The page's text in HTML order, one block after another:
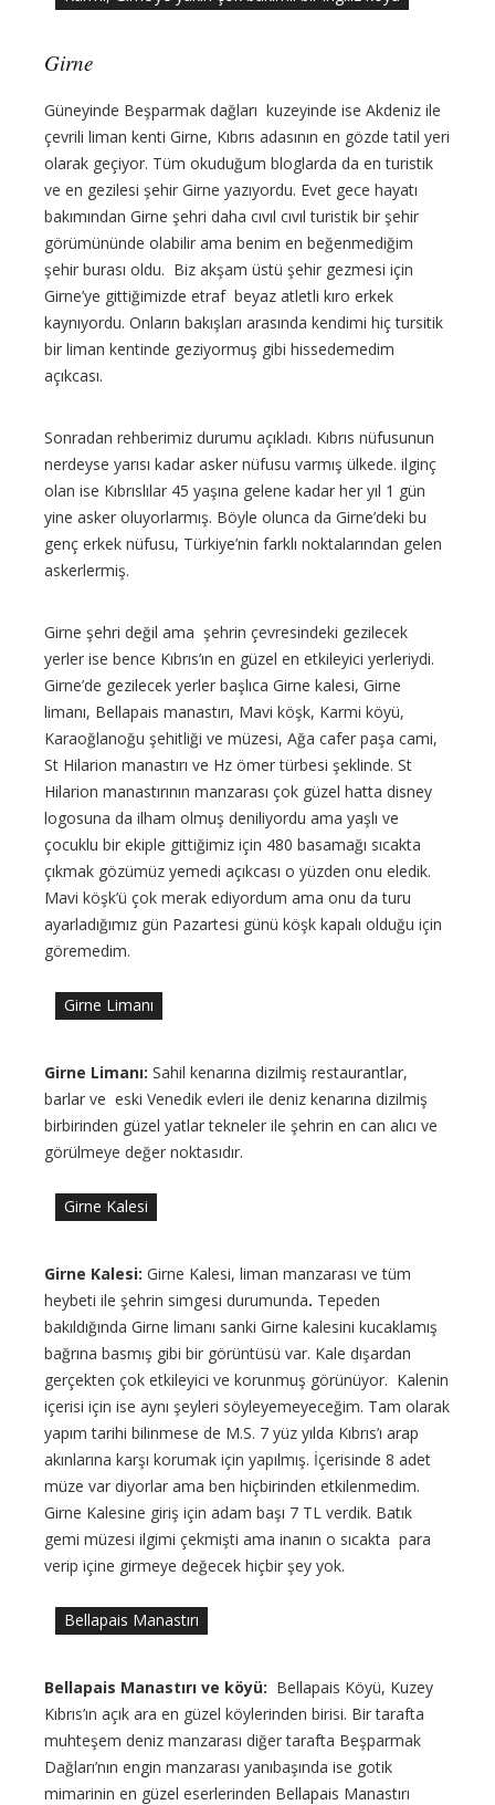
Girne
Güneyinde Beşparmak dağları kuzeyinde ise Akdeniz ile
çevrili liman kenti Girne, Kıbrıs adasının en gözde tatil yeri
olarak geçiyor. Tüm okuduğum bloglarda da en turistik
ve en gezilesi şehir Girne yazıyordu. Evet gece hayatı
bakımından Girne şehri daha cıvıl cıvıl turistik bir şehir
görümününde olabilir ama benim en beğenmediğim
şehir burası oldu. Biz akşam üstü şehir gezmesi için
Girne’ye gittiğimizde etraf beyaz atletli kıro erkek
kaynıyordu. Onların bakışları arasında kendimi hiç tursitik
bir liman kentinde geziyormuş gibi hissedemedim
açıkcası.
Sonradan rehberimiz durumu açıkladı. Kıbrıs nüfusunun
nerdeyse yarısı kadar asker nüfusu varmış ülkede. ilginç
olan ise Kıbrıslılar 45 yaşına gelene kadar her yıl 1 gün
yine asker oluyorlarmış. Böyle olunca da Girne’deki bu
genç erkek nüfusu, Türkiye’nin farklı noktalarından gelen
askerlermiş.
Girne şehri değil ama şehrin çevresindeki gezilecek
yerler ise bence Kıbrıs’ın en güzel en etkileyici yerleriydi.
Girne’de gezilecek yerler başlıca Girne kalesi, Girne
limanı, Bellapais manastırı, Mavi köşk, Karmi köyü,
Karaoğlanoğu şehitliği ve müzesi, Ağa cafer paşa cami,
St Hilarion manastırı ve Hz ömer türbesi şeklinde. St
Hilarion manastırının manzarası çok güzel hatta disney
logosuna da ilham olmuş deniliyordu ama yaşlı ve
çocuklu bir ekiple gittiğimiz için 480 basamağı sıcakta
çıkmak gözümüz yemedi açıkcası o yüzden onu eledik.
Mavi köşk’ü çok merak ediyordum ama onu da turu
ayarladığımız gün Pazartesi günü köşk kapalı olduğu için
göremedim.
Girne Limanı
Girne Limanı: Sahil kenarına dizilmiş restaurantlar,
barlar ve eski Venedik evleri ile deniz kenarına dizilmiş
birbirinden güzel yatlar tekneler ile şehrin en can alıcı ve
görülmeye değer noktasıdır.
Girne Kalesi
Girne Kalesi: Girne Kalesi, liman manzarası ve tüm
heybeti ile şehrin simgesi durumunda. Tepeden
bakıldığında Girne limanı sanki Girne kalesini kucaklamış
bağrına basmış gibi bir görüntüsü var. Kale dışardan
gerçekten çok etkileyici ve korunmuş görünüyor. Kalenin
içerisi için ise aynı şeyleri söyleyemeyeceğim. Tam olarak
yapım tarihi bilinmese de M.S. 7 yüz yılda Kıbrıs’ı arap
akınlarına karşı korumak için yapılmış. İçerisinde 8 adet
müze var diyorlar ama ben hiçbirinden etkilenmedim.
Girne Kalesine giriş için adam başı 7 TL verdik. Batık
gemi müzesi ilgimi çekmişti ama inanın o sıcakta para
verip içine girmeye değecek hiçbir şey yok.
Bellapais Manastırı
Bellapais Manastırı ve köyü: Bellapais Köyü, Kuzey
Kıbrıs’ın açık ara en güzel köylerinden birisi. Bir tarafta
muhteşem deniz manzarası diğer tarafta Beşparmak
Dağları’nın engin manzarası yanıbaşında ise gotik
mimarinin en güzel eserlerinden Bellapais Manastırı